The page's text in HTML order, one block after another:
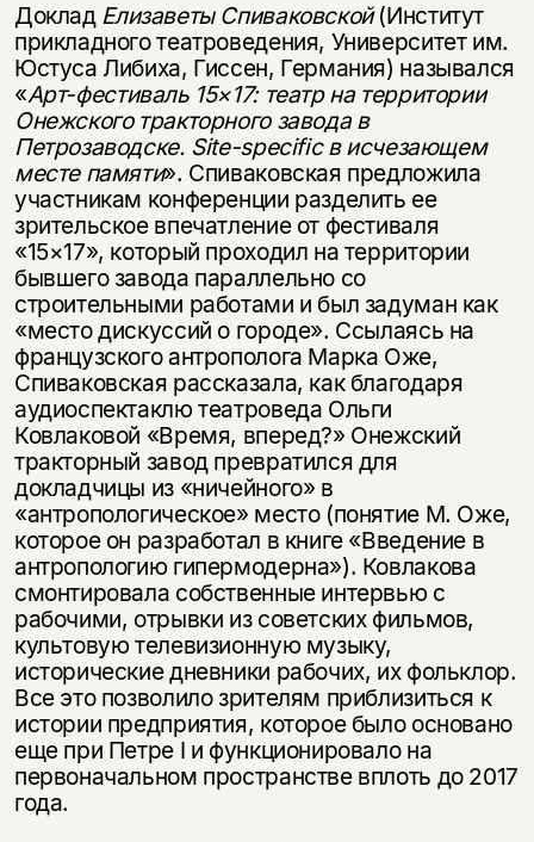
Доклад Елизаветы Спиваковской(Институт
прикладного театроведения, Университет им.
Юстуса Либиха, Гиссен, Германия) назывался
«Арт-фестиваль 15×17: театр на территории
Онежского тракторного завода в
Петрозаводске. Site-specificв исчезающем
месте памяти». Спиваковская предложила
участникам конференции разделить ее
зрительское впечатление от фестиваля
«15×17», который проходил на территории
бывшего завода параллельно со
строительными работами и был задуман как
«место дискуссий о городе». Ссылаясь на
французского антрополога Марка Оже,
Спиваковская рассказала, как благодаря
аудиоспектаклю театроведа Ольги
Ковлаковой «Время, вперед?» Онежский
тракторный завод превратился для
докладчицы из «ничейного» в
«антропологическое» место (понятие М. Оже,
которое он разработал в книге «Введение в
антропологию гипермодерна»). Ковлакова
смонтировала собственные интервью с
рабочими, отрывки из советских фильмов,
культовую телевизионную музыку,
исторические дневники рабочих, их фольклор.
Все это позволило зрителям приблизиться к
истории предприятия, которое было основано
еще при Петре I и функционировало на
первоначальном пространстве вплоть до 2017
года.